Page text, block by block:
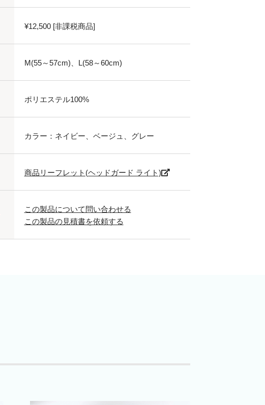
¥12,500 [非課税商品]
M(55～57cm)、L(58～60cm)
ポリエステル100%
カラー：ネイビー、ベージュ、グレー
商品リーフレット(ヘッドガード ライト)
この製品について問い合わせる
この製品の見積書を依頼する